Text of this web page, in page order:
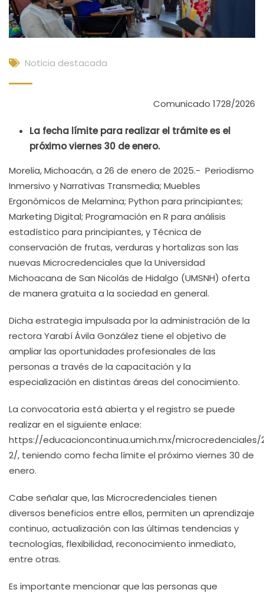
Noticia destacada
Comunicado 1728/2026
La fecha límite para realizar el trámite es el
próximo viernes 30 de enero.
Morelia, Michoacán, a 26 de enero de 2025.- Periodismo
Inmersivo y Narrativas Transmedia; Muebles
Ergonómicos de Melamina; Python para principiantes;
Marketing Digital; Programación en R para análisis
estadístico para principiantes, y Técnica de
conservación de frutas, verduras y hortalizas son las
nuevas Microcredenciales que la Universidad
Michoacana de San Nicolás de Hidalgo (UMSNH) oferta
de manera gratuita a la sociedad en general.
Dicha estrategia impulsada por la administración de la
rectora Yarabí Ávila González tiene el objetivo de
ampliar las oportunidades profesionales de las
personas a través de la capacitación y la
especialización en distintas áreas del conocimiento.
La convocatoria está abierta y el registro se puede
realizar en el siguiente enlace:
https://educacioncontinua.umich.mx/microcredenciales/
2/, teniendo como fecha límite el próximo viernes 30 de
enero.
Cabe señalar que, las Microcredenciales tienen
diversos beneficios entre ellos, permiten un aprendizaje
continuo, actualización con las últimas tendencias y
tecnologías, flexibilidad, reconocimiento inmediato,
entre otras.
Es importante mencionar que las personas que